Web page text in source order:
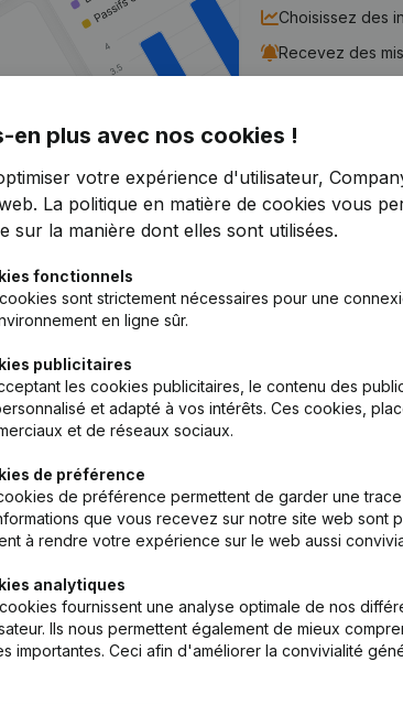
Choisissez des
Recevez des
Essai gratuit de 7
posées
Quel est l'identifiant PEPPOL
Quelle est l'adresse de
À quand remonte la dernière fois que Asbl
en plus avec nos cookies !
votre expérience d'utilisateur,
La politique en matière de cookies vous
sur la manière dont elles sont utilisées.
fonctionnels
sont strictement nécessaires pour une
en ligne sûr.
publicitaires
les cookies publicitaires, le contenu des
et adapté à vos intérêts. Ces cookies,
et de réseaux sociaux.
de préférence
de préférence permettent de garder une
que vous recevez sur notre site web sont
à rendre votre expérience sur le web aussi
analytiques
fournissent une analyse optimale de nos
Ils nous permettent également de mieux
importantes. Ceci afin d'améliorer la convivialité